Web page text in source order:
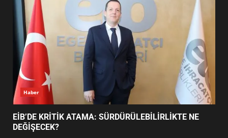
2
EİB’DE KRİTİK ATAMA:
SÜRDÜRÜLEBİLİRLİKTE NE
DEĞİŞECEK?
3
EDREMİT’İN GURURU TÜRKİYE
FİNALİNDE NE BAŞARDI?
Haber
EİB’DE KRİTİK ATAMA: SÜRDÜRÜLEBİLİRLİKTE NE
DEĞİŞECEK?